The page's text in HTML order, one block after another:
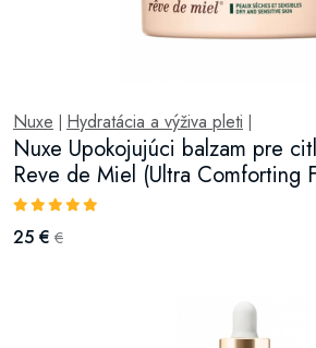
Nuxe Hydratácia a výživa pleti
Nuxe Upokojujúci balzam pre
Reve de Miel (Ultra Comforting
25 € €